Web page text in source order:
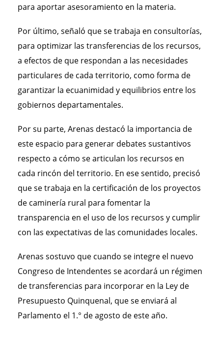
para aportar asesoramiento en la materia.
Por último, señaló que se trabaja en consultorías,
para optimizar las transferencias de los recursos,
a efectos de que respondan a las necesidades
particulares de cada territorio, como forma de
garantizar la ecuanimidad y equilibrios entre los
gobiernos departamentales.
Por su parte, Arenas destacó la importancia de
este espacio para generar debates sustantivos
respecto a cómo se articulan los recursos en
cada rincón del territorio. En ese sentido, precisó
que se trabaja en la certificación de los proyectos
de caminería rural para fomentar la
transparencia en el uso de los recursos y cumplir
con las expectativas de las comunidades locales.
Arenas sostuvo que cuando se integre el nuevo
Congreso de Intendentes se acordará un régimen
de transferencias para incorporar en la Ley de
Presupuesto Quinquenal, que se enviará al
Parlamento el 1.° de agosto de este año.